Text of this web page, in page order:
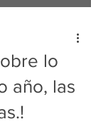
lo
año, las